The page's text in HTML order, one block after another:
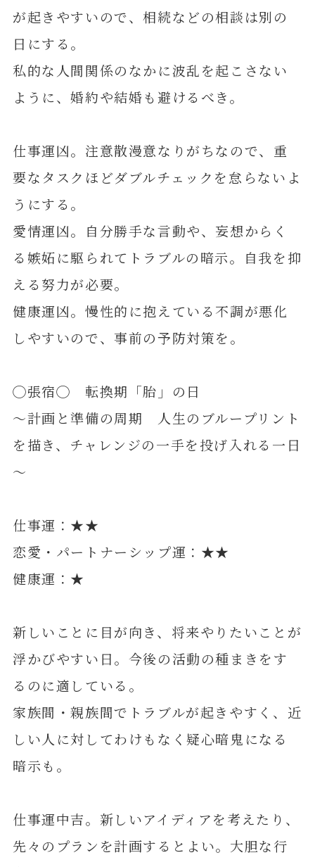
が起きやすいので、相続などの相談は別の
日にする。
私的な人間関係のなかに波乱を起こさない
ように、婚約や結婚も避けるべき。
仕事運凶。注意散漫意なりがちなので、重
要なタスクほどダブルチェックを怠らないよ
うにする。
愛情運凶。自分勝手な言動や、妄想からく
る嫉妬に駆られてトラブルの暗示。自我を抑
える努力が必要。
健康運凶。慢性的に抱えている不調が悪化
しやすいので、事前の予防対策を。
◯張宿◯ 転換期「胎」の日
～計画と準備の周期 人生のブループリント
を描き、チャレンジの一手を投げ入れる一日
～
仕事運：★★
恋愛・パートナーシップ運：★★
健康運：★
新しいことに目が向き、将来やりたいことが
浮かびやすい日。今後の活動の種まきをす
るのに適している。
家族間・親族間でトラブルが起きやすく、近
しい人に対してわけもなく疑心暗鬼になる
暗示も。
仕事運中吉。新しいアイディアを考えたり、
先々のプランを計画するとよい。大胆な行